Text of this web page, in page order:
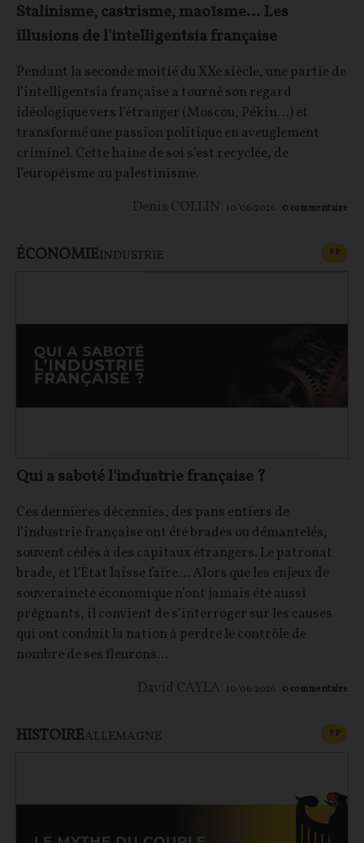
Stalinisme, castrisme, maoïsme… Les
illusions de l'intelligentsia française
Pendant la seconde moitié du XXe siècle, une partie de
l’intelligentsia française a tourné son regard
idéologique vers l’étranger (Moscou, Pékin…) et
transformé une passion politique en aveuglement
criminel. Cette haine de soi s’est recyclée, de
l’européisme au palestinisme.
Denis COLLIN 10/06/2026 0 commentaire
ÉCONOMIEINDUSTRIE FP
Qui a saboté l'industrie française ?
Ces dernières décennies, des pans entiers de
l’industrie française ont été bradés ou démantelés,
souvent cédés à des capitaux étrangers. Le patronat
brade, et l’État laisse faire… Alors que les enjeux de
souveraineté économique n’ont jamais été aussi
prégnants, il convient de s’interroger sur les causes
qui ont conduit la nation à perdre le contrôle de
nombre de ses fleurons...
David CAYLA 10/06/2026 0 commentaire
HISTOIREALLEMAGNE FP